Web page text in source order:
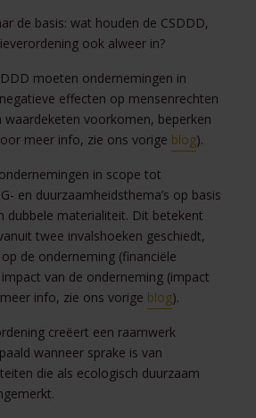
de basis: wat houden de CSDDD,
ook alweer in?
moeten ondernemingen in
effecten op mensenrechten
waardeketen voorkomen, beperken
meer info, zie ons vorige blog).
in scope tot
en duurzaamheidsthema’s op basis
dubbele materialiteit. Dit betekent
twee invalshoeken geschiedt,
de onderneming (financiële
van de onderneming (impact
info, zie ons vorige blog).
creëert een raamwerk
wanneer sprake is van
die als ecologisch duurzaam